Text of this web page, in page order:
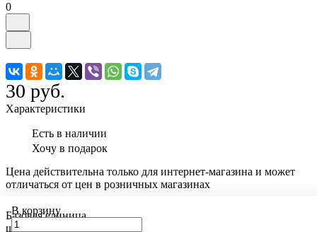
0
30 руб.
В корзину
Характеристики
Есть в наличии
Хочу в подарок
Цена действительна только для интернет-магазина и может
отличаться от цен в розничных магазинах
Базовая единица
шт